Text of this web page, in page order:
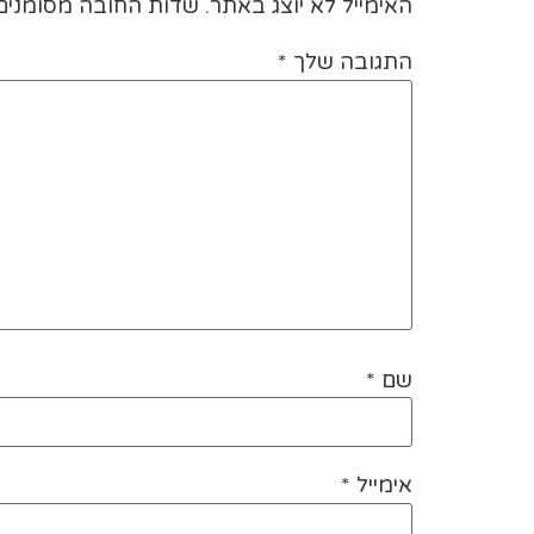
האימייל לא יוצג באתר. שדות החובה
התגובה שלך *
שם *
אימייל *